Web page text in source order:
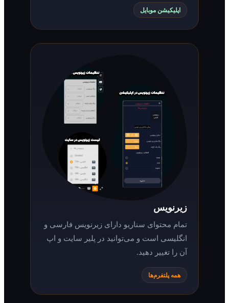
اپلیکیشن موبایل
تمام محتوای سناریو دارای زیرنویس فارسی و
انگلیسی است و می‌توانید در پلیر سایت و اپ
آن را تغییر دهید.
همه پلتفرم‌ها